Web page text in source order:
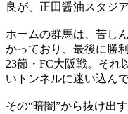
良が、正田醤油スタジ
ホームの群馬は、苦し
かっており、最後に勝
23節・FC大阪戦。それ
いトンネルに迷い込ん
その“暗闇”から抜け出